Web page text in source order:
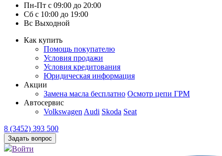
Пн-Пт с 09:00 до 20:00
Сб с 10:00 до 19:00
Вс Выходной
Как купить
Помощь покупателю
Условия продажи
Условия кредитования
Юридическая информация
Акции
Замена масла бесплатно Осмотр цепи ГРМ
Автосервис
Volkswagen Audi Skoda Seat
8 (3452) 393 500
Задать вопрос
Войти